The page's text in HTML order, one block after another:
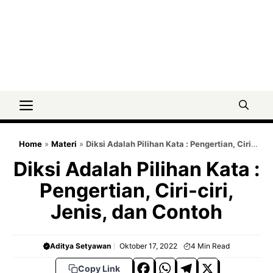
Menu
Home» Materi » Diksi Adalah Pilihan Kata : Pengertian, Ciri-
Diksi Adalah Pilihan Kata :
Pengertian, Ciri-ciri,
Jenis, dan Contoh
Aditya Setyawan Oktober 17, 2022 4 Min Read
Copy Link